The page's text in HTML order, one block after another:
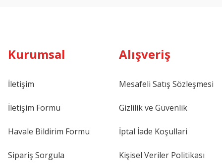
Kurumsal
İletişim
İletişim Formu
Havale Bildirim Formu
Sipariş Sorgula
Alışveriş
Mesafeli Satış Sözleşmesi
Gizlilik ve Güvenlik
İptal İade Koşullari
Kişisel Veriler Politikası